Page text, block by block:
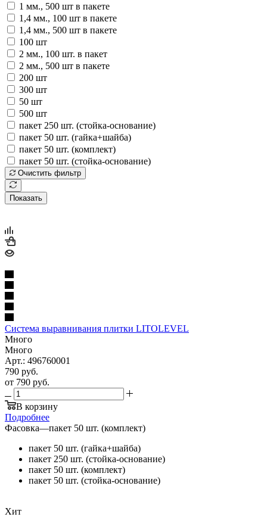
1 мм., 500 шт в пакете
1,4 мм., 100 шт в пакете
1,4 мм., 500 шт в пакете
100 шт
2 мм., 100 шт. в пакет
2 мм., 500 шт в пакете
200 шт
300 шт
50 шт
500 шт
пакет 250 шт. (стойка-основание)
пакет 50 шт. (гайка+шайба)
пакет 50 шт. (комплект)
пакет 50 шт. (стойка-основание)
Очистить фильтр
Показать
Система выравнивания плитки LITOLEVEL
Много
Много
Арт.: 496760001
790 руб.
от 790 руб.
В корзину
Подробнее
Фасовка—пакет 50 шт. (комплект)
пакет 50 шт. (гайка+шайба)
пакет 250 шт. (стойка-основание)
пакет 50 шт. (комплект)
пакет 50 шт. (стойка-основание)
Хит